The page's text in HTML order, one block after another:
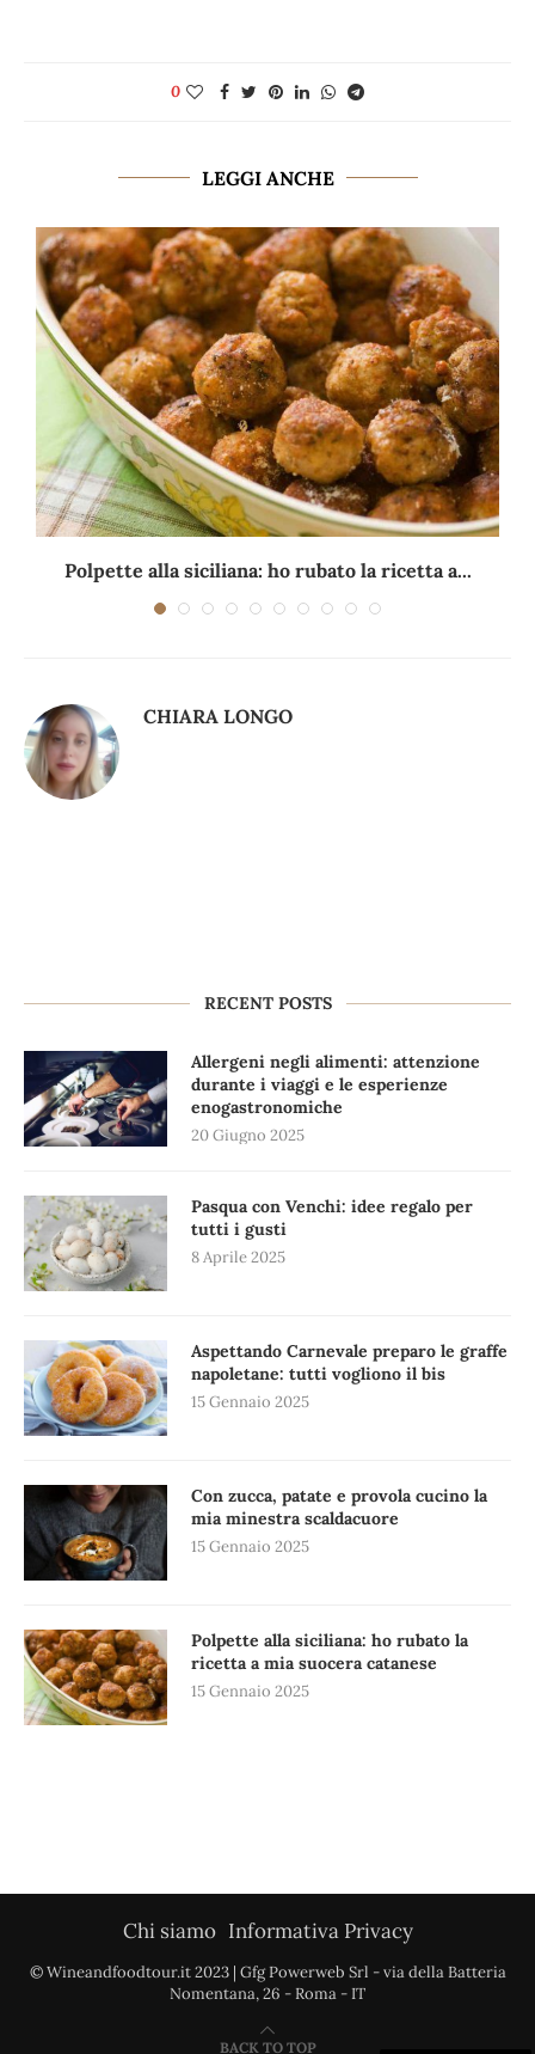
0
LEGGI ANCHE
Polpette alla siciliana: ho rubato la ricetta a...
CHIARA LONGO
RECENT POSTS
Allergeni negli alimenti: attenzione
durante i viaggi e le esperienze
enogastronomiche
20 Giugno 2025
Pasqua con Venchi: idee regalo per
tutti i gusti
8 Aprile 2025
Aspettando Carnevale preparo le graffe
napoletane: tutti vogliono il bis
15 Gennaio 2025
Con zucca, patate e provola cucino la
mia minestra scaldacuore
15 Gennaio 2025
Polpette alla siciliana: ho rubato la
ricetta a mia suocera catanese
15 Gennaio 2025
Chi siamo Informativa Privacy
© Wineandfoodtour.it 2023 | Gfg Powerweb Srl - via della Batteria
Nomentana, 26 - Roma - IT
BACK TO TOP